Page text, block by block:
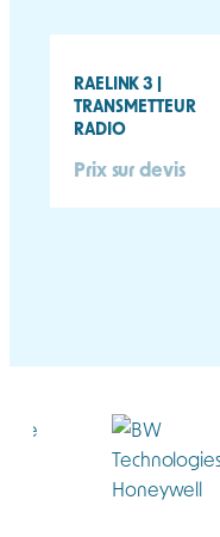
RAELINK 3 |
TRANSMETTEUR
RADIO
Prix sur devis